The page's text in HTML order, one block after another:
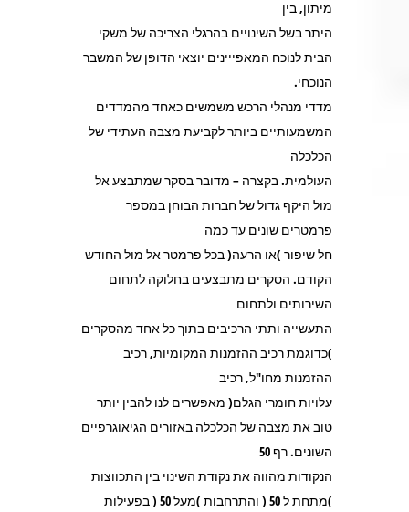
מיתון, בין
היתר בשל השינויים בהרגלי הצריכה של משקי
הבית לנוכח המאפייינים יוצאי הדופן של המשבר
הנוכחי.
מדדי מנהלי הרכש משמשים כאחד מהמדדים
המשמעותיים ביותר לקביעת מצבה העתידי של
הכלכלה
העולמית. בקצרה – מדובר בסקר שמתבצע אל
מול היקף גדול של חברות הבוחן במספר
פרמטרים שונים עד כמה
חל שיפור )או הרעה( בכל פרמטר אל מול החודש
הקודם. הסקרים מתבצעים בחלוקה לתחום
השירותים ולתחום
התעשייה ותתי הרכיבים בתוך כל אחד מהסקרים
)כדוגמת רכיב ההזמנות המקומיות, רכיב
ההזמנות מחו"ל, רכיב
עלויות חומרי הגלם( מאפשרים לנו להבין יותר
טוב את מצבה של הכלכלה באזורים הגיאוגרפיים
השונים. רף 50
הנקודות מהווה את נקודת השינוי בין התכווצות
)מתחת ל 50 ( והתרחבות )מעל 50 ( בפעילות